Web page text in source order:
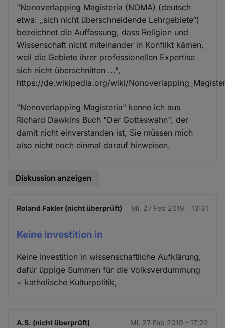
"Nonoverlapping Magisteria (NOMA) (deutsch
etwa: „sich nicht überschneidende Lehrgebiete“)
bezeichnet die Auffassung, dass Religion und
Wissenschaft nicht miteinander in Konflikt kämen,
weil die Gebiete ihrer professionellen Expertise
sich nicht überschnitten ...",
https://de.wikipedia.org/wiki/
"Nonoverlapping Magisteria" kenne ich aus
Richard Dawkins Buch "Der Gotteswahn", der
damit nicht einverstanden ist, Sie müssen mich
also nicht noch einmal darauf hinweisen.
Diskussion anzeigen
Roland Fakler (nicht überprüft) Mi. 27 Feb 2019 - 13:31
Keine Investition in
Keine Investition in wissenschaftliche Aufklärung,
dafür üppige Summen für die Volksverdummung
= katholische Kulturpolitik,
A.S. (nicht überprüft) Mi. 27 Feb 2019 - 17:22